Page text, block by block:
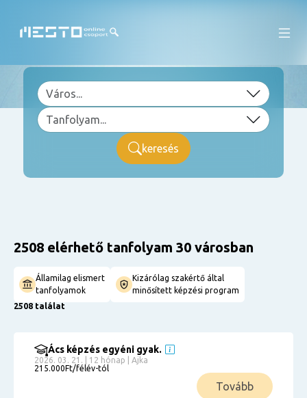
keresés
2508 elérhető tanfolyam 30 városban
Államilag elismert
tanfolyamok
Kizárólag szakértő által
minősített képzési program
2508 találat
Ács képzés egyéni gyak.
2026. 03. 21. | 12 hónap | Ajka
215.000Ft/félév-tól
Tovább